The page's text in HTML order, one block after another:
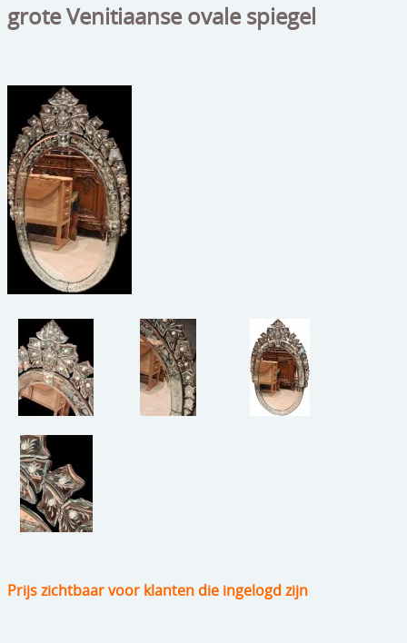
OUTLET
beelden
meubels
reclamevoorwerpen/merken
curiosa
schilderijen
porselein/aardewerk
medailles/munten/bankbiljetten
ets/tekening/litho/gravure
glaswerk
lamp/luchter
speelgoed
zilverwerk
spiegels
INFO
CONTACT
grote Venitiaanse ovale spiegel
Prijs zichtbaar voor klanten die ingelogd zijn